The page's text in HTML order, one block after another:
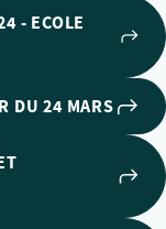
- ECOLE
DU 24 MARS